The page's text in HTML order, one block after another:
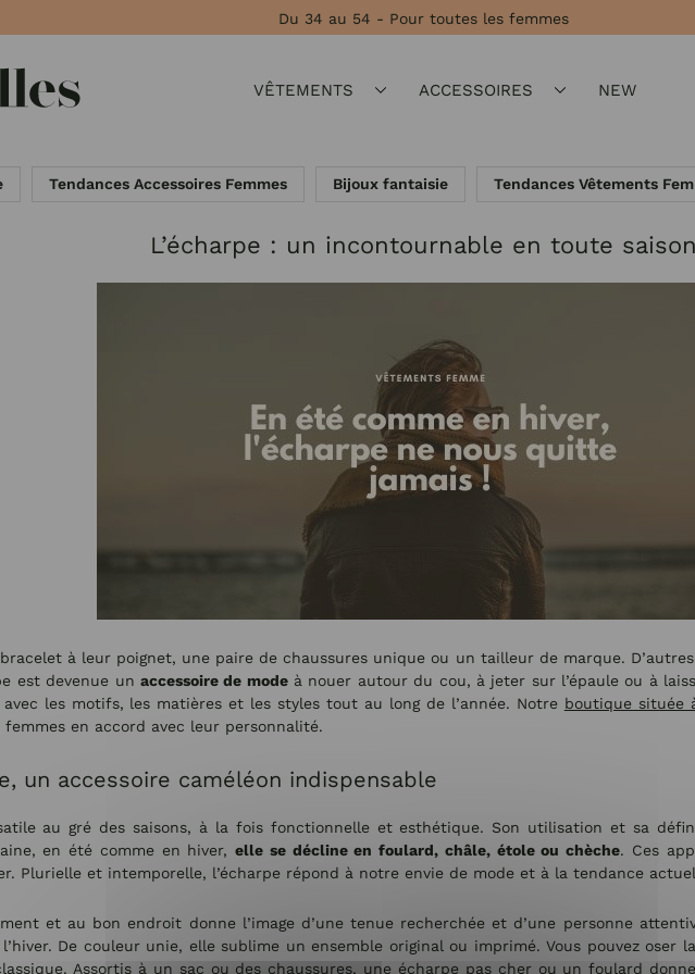
Du 34 au 54 - Pour toutes les femmes
VÊTEMENTS ACCESSOIRES NEW
Tendances Accessoires Femmes Bijoux fantaisie Tendances Vêtements
L’écharpe : un incontournable en toute saison
à leur poignet, une paire de chaussures unique ou un tailleur de marque.
est devenue un accessoire de modeà nouer autour du cou, à jeter sur l’épaule ou à
les motifs, les matières et les styles tout au long de l’année. Notre boutique située
en accord avec leur personnalité.
un accessoire caméléon indispensable
au gré des saisons, à la fois fonctionnelle et esthétique. Son utilisation et sa
en été comme en hiver,elle se décline en foulard, châle, étole ou chèche. Ces
Plurielle et intemporelle, l’écharpe répond à notre envie de mode et à la tendance
et au bon endroit donne l’image d’une tenue recherchée et d’une personne
De couleur unie, elle sublime un ensemble original ou imprimé. Vous pouvez
Assortis à un sac ou des chaussures, une écharpe pas cherou un foulard